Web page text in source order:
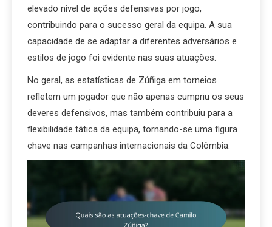
elevado nível de ações defensivas por jogo,
contribuindo para o sucesso geral da equipa. A sua
capacidade de se adaptar a diferentes adversários e
estilos de jogo foi evidente nas suas atuações.
No geral, as estatísticas de Zúñiga em torneios
refletem um jogador que não apenas cumpriu os seus
deveres defensivos, mas também contribuiu para a
flexibilidade tática da equipa, tornando-se uma figura
chave nas campanhas internacionais da Colômbia.